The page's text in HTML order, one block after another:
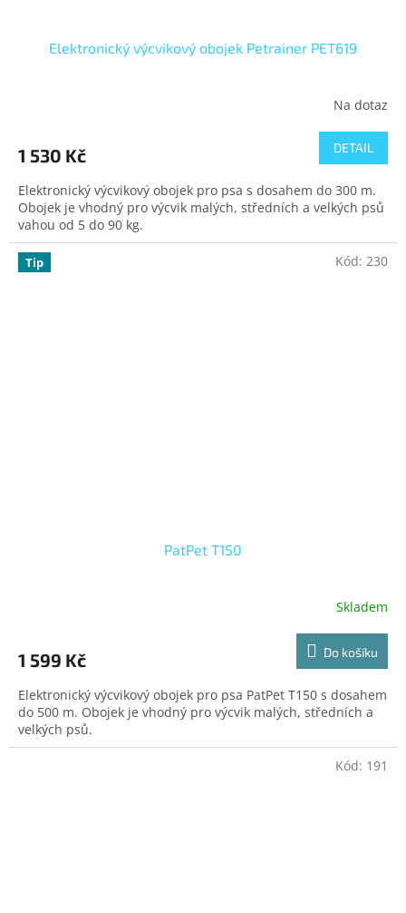
Elektronický výcvikový obojek Petrainer PET619
Na dotaz
1 530 Kč DETAIL
Elektronický výcvikový obojek pro psa s dosahem do 300 m.
Obojek je vhodný pro výcvik malých, středních a velkých psů
vahou od 5 do 90 kg.
Tip
PatPet T150
Skladem
1 599 Kč Do košíku
Elektronický výcvikový obojek pro psa PatPet T150 s dosahem
do 500 m. Obojek je vhodný pro výcvik malých, středních a
velkých psů.
Kód: 230
Kód: 191